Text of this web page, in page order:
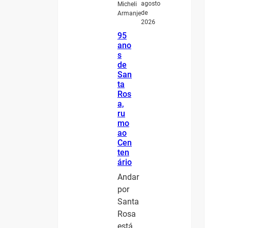
Micheli
Armanje
agosto
de
2026
95
ano
s
de
San
ta
Ros
a,
ru
mo
ao
Cen
ten
ário
Andar
por
Santa
Rosa